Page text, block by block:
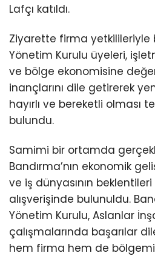
Lafçı katıldı.
Ziyarette firma yetkilileriyle
Yönetim Kurulu üyeleri,
ve bölge ekonomisine
inançlarını dile getirerek
hayırlı ve bereketli olması
bulundu.
Samimi bir ortamda
Bandırma’nın ekonomik
ve iş dünyasının beklentileri
alışverişinde bulunuldu.
Yönetim Kurulu, Aslanlar
çalışmalarında başarılar
hem firma hem de bölgemiz